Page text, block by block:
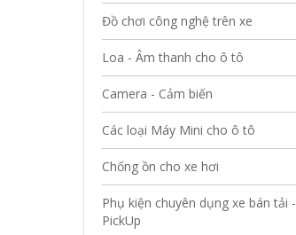
Đồ chơi công nghệ trên xe
Loa - Âm thanh cho ô tô
Camera - Cảm biến
Các loại Máy Mini cho ô tô
Chống ồn cho xe hơi
Phụ kiện chuyên dụng xe bán tải -
PickUp